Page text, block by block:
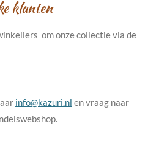
klanten
om onze collectie via de
info@kazuri.nl en vraag naar